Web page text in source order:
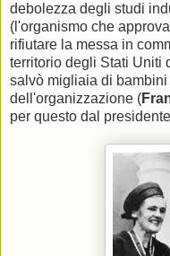
debolezza degli studi
(l'organismo che
rifiutare la messa in
territorio degli Stati Uniti
salvò migliaia di
dell'organizzazione (
per questo dal